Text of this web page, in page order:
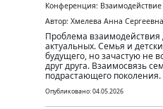
Конференция:
Автор: Хмелева Анна Сергеевна
Проблема взаимодействия
актуальных. Семья и
будущего, но зачастую не
друг друга. Взаимосвязь
подрастающего поколения.
Опубликовано: 04.05.2026